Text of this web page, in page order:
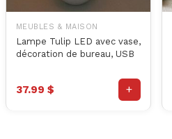
MEUBLES & MAISON
Lampe Tulip LED avec vase,
décoration de bureau, USB
37.99 $ +